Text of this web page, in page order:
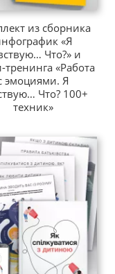
из сборника
«Я
Что?» и
тренинга «Работа
эмоциями. Я
Что? 100+
техник»